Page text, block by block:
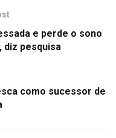
e perde o sono
diz pesquisa
como sucessor de